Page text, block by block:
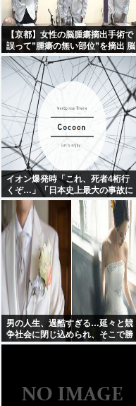
【京都】女性の脳腫瘍摘出手術で
誤って”腫瘍の無い部位”を摘出 脳
幹など損傷受け”植物状態”に 京大
病院
イオン爆発時「これ、死者4桁行
くぞ…」「日本史上最大の事故に
なるだろ…」
男の人生、過酷すぎる…延々と競
争社会に閉じ込められ、そこで勝
たないと嫁すらゲットできない。